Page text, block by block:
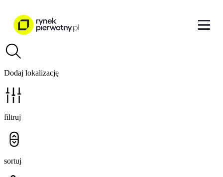
Dodaj lokalizację
filtruj
sortuj